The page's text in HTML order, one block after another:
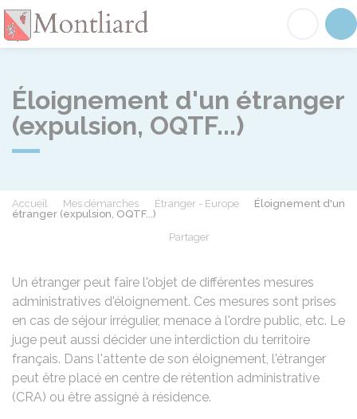
Éloignement d'un étranger
(expulsion, OQTF...)
Accueil Mes démarches Étranger - Europe
Éloignement d'un
étranger (expulsion, OQTF...)
Partager
Un étranger peut faire l'objet de différentes mesures
administratives d'éloignement. Ces mesures sont prises
en cas de séjour irrégulier, menace à l'ordre public, etc. Le
juge peut aussi décider une interdiction du territoire
français. Dans l'attente de son éloignement, l'étranger
peut être placé en centre de rétention administrative
(CRA) ou être assigné à résidence.